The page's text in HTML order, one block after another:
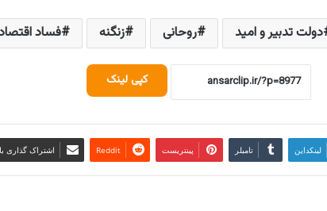
دولت تدبیر و امید روحانی زنگنه فساد
کپی لینک
لینکداین تامبلر پینتریست Reddit اشتراک گذاری